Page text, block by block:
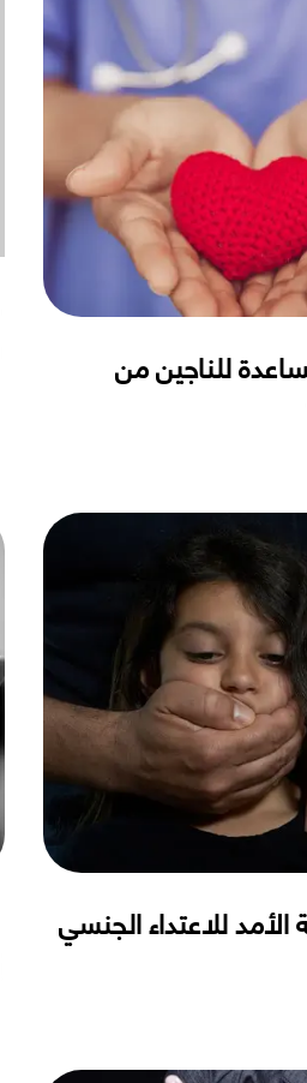
للناجين من
للاعتداء الجنسي